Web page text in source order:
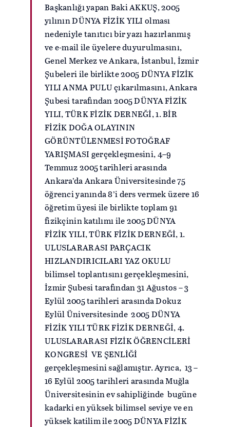
Başkanlığı yapan Baki AKKUŞ, 2005
yılının DÜNYA FİZİK YILI olması
nedeniyle tanıtıcı bir yazı hazırlanmış
ve e-mail ile üyelere duyurulmasını,
Genel Merkez ve Ankara, İstanbul, İzmir
Şubeleri ile birlikte 2005 DÜNYA FİZİK
YILI ANMA PULU çıkarılmasını, Ankara
Şubesi tarafından 2005 DÜNYA FİZİK
YILI, TÜRK FİZİK DERNEĞİ, 1. BİR
FİZİK DOĞA OLAYININ
GÖRÜNTÜLENMESİ FOTOĞRAF
YARIŞMASI gerçekleşmesini, 4–9
Temmuz 2005 tarihleri arasında
Ankara’da Ankara Üniversitesinde 75
öğrenci yanında 8’i ders vermek üzere 16
öğretim üyesi ile birlikte toplam 91
fizikçinin katılımı ile 2005 DÜNYA
FİZİK YILI, TÜRK FİZİK DERNEĞİ, 1.
ULUSLARARASI PARÇACIK
HIZLANDIRICILARI YAZ OKULU
bilimsel toplantısını gerçekleşmesini,
İzmir Şubesi tarafından 31 Ağustos – 3
Eylül 2005 tarihleri arasında Dokuz
Eylül Üniversitesinde 2005 DÜNYA
FİZİK YILI TÜRK FİZİK DERNEĞİ, 4.
ULUSLARARASI FİZİK ÖĞRENCİLERİ
KONGRESİ VE ŞENLİĞİ
gerçekleşmesini sağlamıştır. Ayrıca, 13 –
16 Eylül 2005 tarihleri arasında Muğla
Üniversitesinin ev sahipliğinde bugüne
kadarki en yüksek bilimsel seviye ve en
yüksek katilim ile 2005 DÜNYA FİZİK